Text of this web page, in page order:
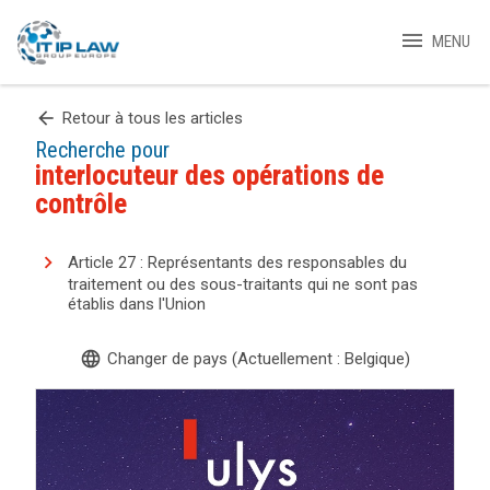
menu MENU
arrow_back Retour à tous les articles
Recherche pour
interlocuteur des opérations de
contrôle
Article 27 : Représentants des responsables du
traitement ou des sous-traitants qui ne sont pas
établis dans l'Union
language Changer de pays (Actuellement : Belgique)